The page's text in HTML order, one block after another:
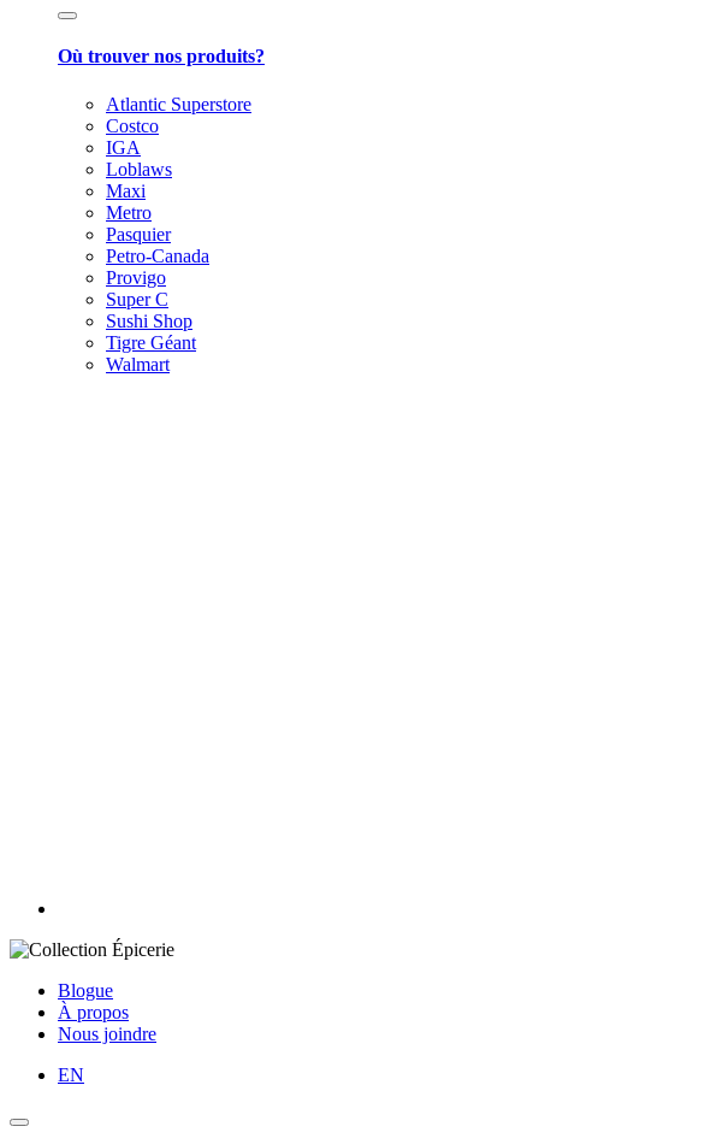
Où trouver nos produits?
Atlantic Superstore
Costco
IGA
Loblaws
Maxi
Metro
Pasquier
Petro-Canada
Provigo
Super C
Sushi Shop
Tigre Géant
Walmart
Blogue
À propos
Nous joindre
EN